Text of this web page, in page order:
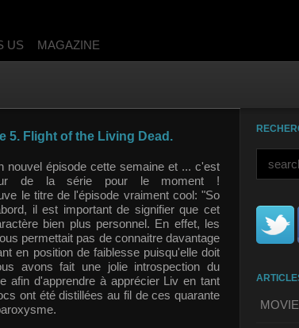
US MAGAZINE
5. Flight of the Living Dead.
nouvel épisode cette semaine et ... c'est
de la série pour le moment !
le titre de l'épisode vraiment cool: "So
il est important de signifier que cet
bien plus personnel. En effet, les
permettait pas de connaitre davantage
en position de faiblesse puisqu'elle doit
avons fait une jolie introspection du
afin d'apprendre à apprécier Liv en tant
ont été distillées au fil de ces quarante